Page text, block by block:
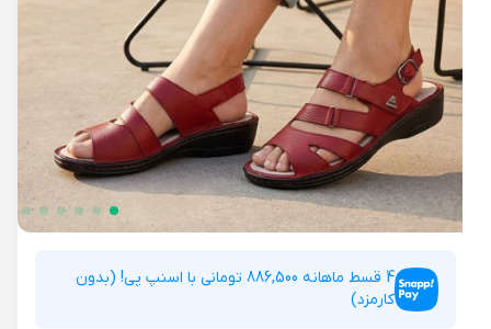
4 قسط ماهانه 886,500 تومانی با اسنپ پی! (بدون
کارمزد)